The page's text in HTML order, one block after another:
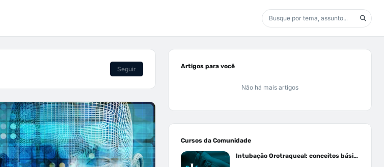
Seguir Artigos para você
Não há mais artigos
Cursos da Comunidade
Intubação Orotraqueal: conceitos básicos